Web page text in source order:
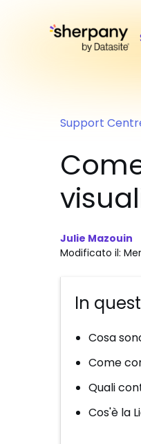
Support
Julie Mazouin
Modificato il:
In
Cosa
Come
Quali
Cos'è la